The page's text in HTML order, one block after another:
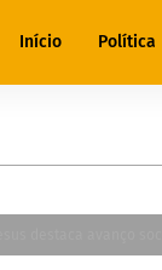
Início Política